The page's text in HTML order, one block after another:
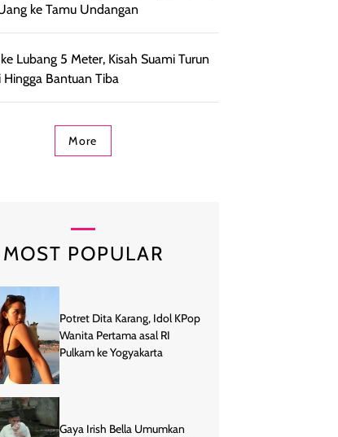
ke Tamu Undangan
Lubang 5 Meter, Kisah Suami Turun
Bantuan Tiba
More
MOST POPULAR
Potret Dita Karang, Idol KPop
Wanita Pertama asal RI
Pulkam ke Yogyakarta
Gaya Irish Bella Umumkan